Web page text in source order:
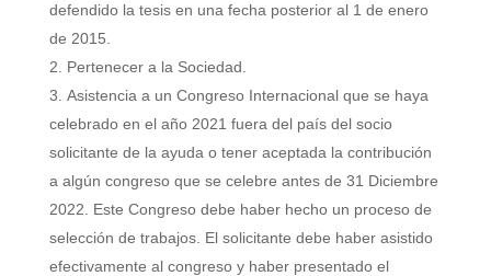
defendido la tesis en una fecha posterior al 1 de enero
de 2015.
Pertenecer a la Sociedad.
Asistencia a un Congreso Internacional que se haya
celebrado en el año 2021 fuera del país del socio
solicitante de la ayuda o tener aceptada la contribución
a algún congreso que se celebre antes de 31 Diciembre
2022. Este Congreso debe haber hecho un proceso de
selección de trabajos. El solicitante debe haber asistido
efectivamente al congreso y haber presentado el